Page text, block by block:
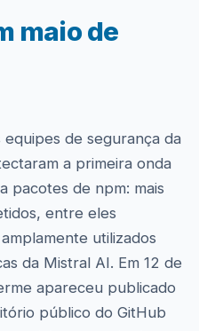
maio de
equipes de segurança da
a primeira onda
pacotes de npm: mais
entre eles
utilizados
da Mistral AI. Em 12 de
apareceu publicado
público do GitHub